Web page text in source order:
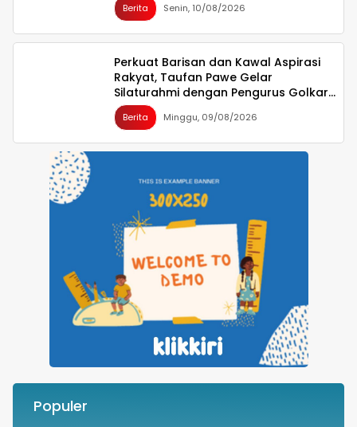
Berita Senin, 10/08/2026
Perkuat Barisan dan Kawal Aspirasi
Rakyat, Taufan Pawe Gelar
Silaturahmi dengan Pengurus Golkar
Parepare
Berita Minggu, 09/08/2026
PopulerBesok Malam! Listrik Dipadamkan Satu